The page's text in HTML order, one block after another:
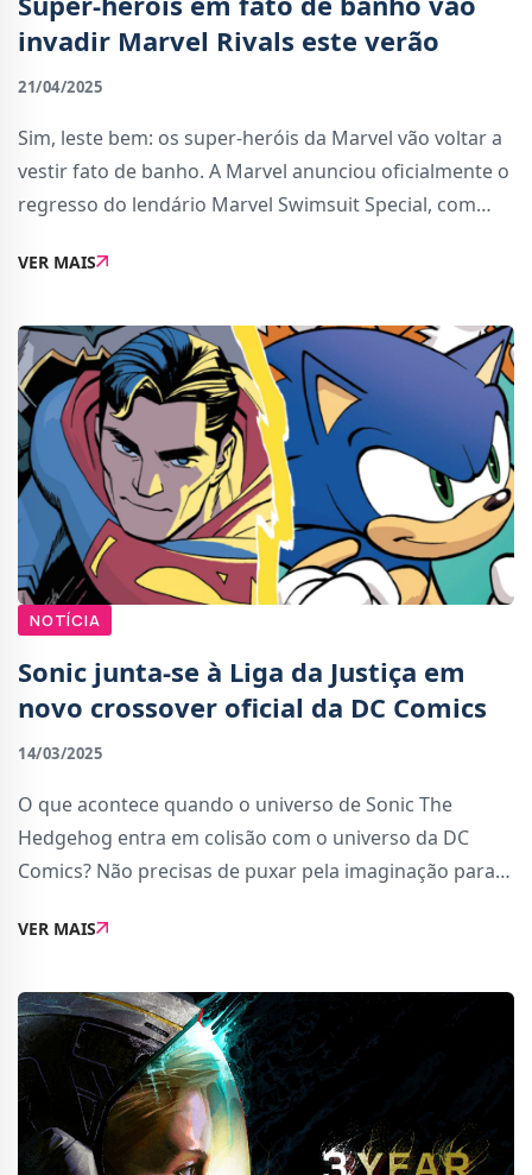
invadir Marvel Rivals este verão
21/04/2025
Sim, leste bem: os super-heróis da Marvel vão voltar a
vestir fato de banho. A Marvel anunciou oficialmente o
regresso do lendário Marvel Swimsuit Special, com
2025.Intitulada Marvel Swimsuit Special: Friend
VER MAIS
NOTÍCIA
Sonic junta-se à Liga da Justiça em
novo crossover oficial da DC Comics
14/03/2025
O que acontece quando o universo de Sonic The
Hedgehog entra em colisão com o universo da DC
Comics? Não precisas de puxar pela imaginação para
Publishing estão prestes a lançar uma nova banda de
VER MAIS